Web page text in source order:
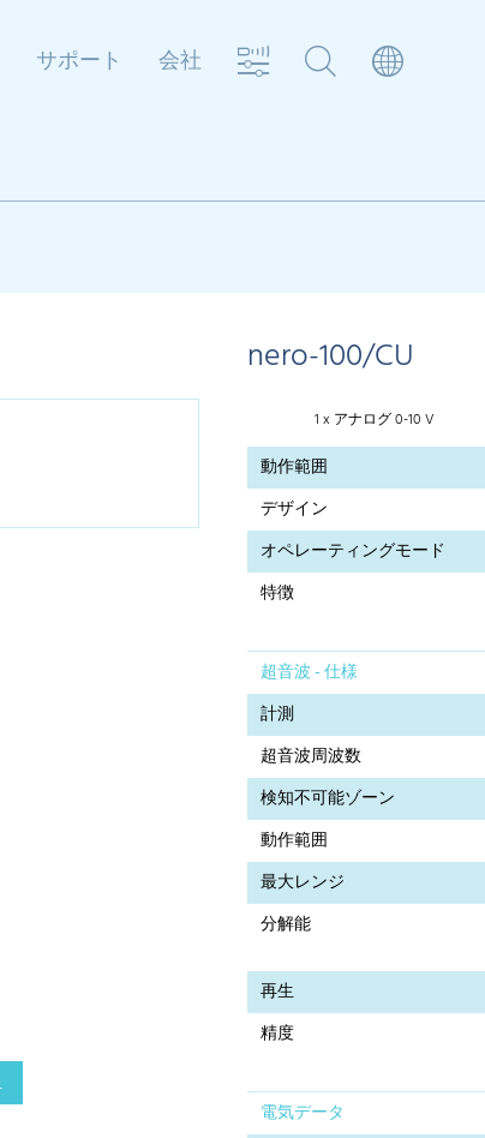
サポート 会社
nero-100/CU
1 x アナログ 0-10 V
動作範囲
デザイン
オペレーティングモード
特徴
超音波 - 仕様
計測
超音波周波数
検知不可能ゾーン
動作範囲
最大レンジ
分解能
再生
精度
電気データ